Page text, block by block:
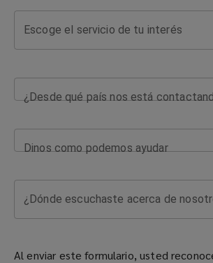
Escoge el servicio de tu interés
¿Desde qué país nos está
Dinos como podemos ayudar
¿Dónde escuchaste acerca de
Al enviar este formulario, usted